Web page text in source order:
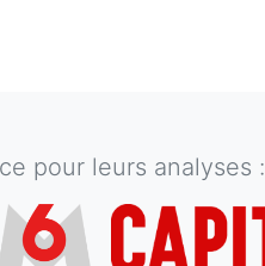
pour leurs analyses :